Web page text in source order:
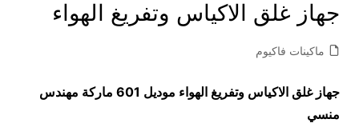
جهاز غلق الاكياس وتفريغ الهواء
ماكينات فاكيوم
جهاز غلق الاكياس وتفريغ الهواء موديل 601 ماركة مهندس
منسي